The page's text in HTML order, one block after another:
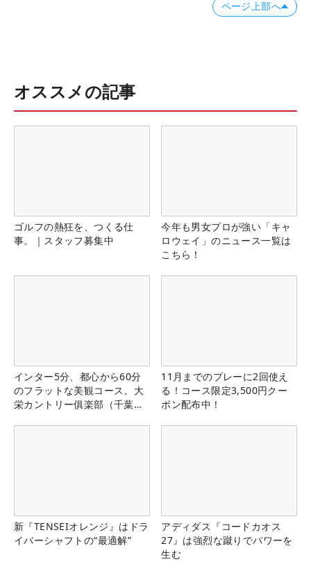
ページ上部へ
オススメの記事
ゴルフの熱狂を、つくる仕
事。｜スタッフ募集中
今年も男女プロが強い「キャ
ロウェイ」のニュース一覧は
こちら！
インター5分、都心から60分
のフラットな美観コース。大
栄カントリー俱楽部（千葉
11月までのプレーに2回使え
る！コース限定3,500円クー
ポン配布中！
新『TENSEIオレンジ』はドラ
イバーシャフトの“最適解”
アディダス『コードカオス
27』は強烈な蹴りでパワーを
生む